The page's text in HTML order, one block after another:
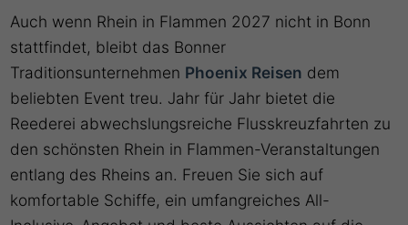
Auch wenn Rhein in Flammen 2027 nicht in Bonn
stattfindet, bleibt das Bonner
Traditionsunternehmen Phoenix Reisen dem
beliebten Event treu. Jahr für Jahr bietet die
Reederei abwechslungsreiche Flusskreuzfahrten zu
den schönsten Rhein in Flammen-Veranstaltungen
entlang des Rheins an. Freuen Sie sich auf
komfortable Schiffe, ein umfangreiches All-